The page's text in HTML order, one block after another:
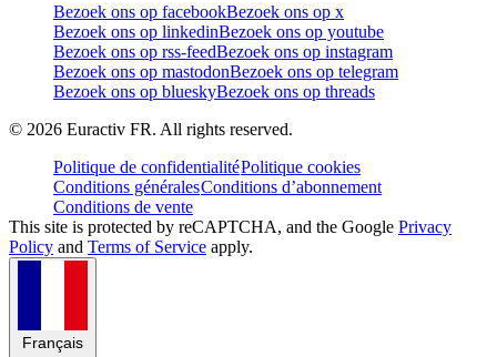
Bezoek ons op facebookBezoek ons op x
Bezoek ons op linkedinBezoek ons op youtube
Bezoek ons op rss-feedBezoek ons op instagram
Bezoek ons op mastodonBezoek ons op telegram
Bezoek ons op blueskyBezoek ons op threads
© 2026 Euractiv FR. All rights reserved.
Politique de confidentialitéPolitique cookies
Conditions généralesConditions d’abonnement
Conditions de vente
This site is protected by reCAPTCHA, and the Google Privacy
Policy and Terms of Service apply.
Français